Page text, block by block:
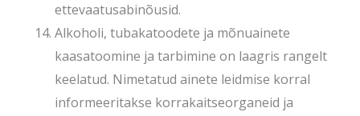
ettevaatusabinõusid.
Alkoholi, tubakatoodete ja mõnuainete
kaasatoomine ja tarbimine on laagris rangelt
keelatud. Nimetatud ainete leidmise korral
informeeritakse korrakaitseorganeid ja